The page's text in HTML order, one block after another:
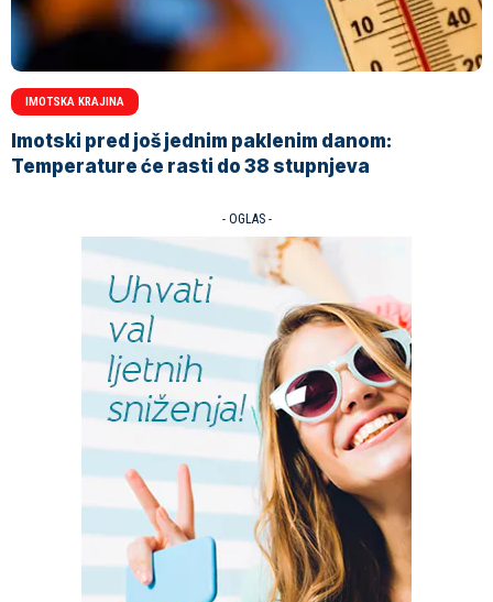
IMOTSKA KRAJINA
Imotski pred još jednim paklenim danom:
Temperature će rasti do 38 stupnjeva
- OGLAS -